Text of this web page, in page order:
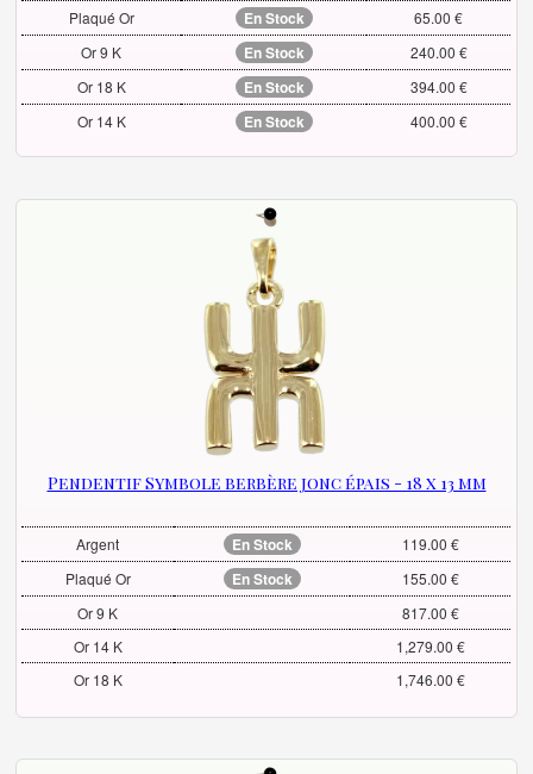
Plaqué Or
En Stock
65.00 €
Or 9 K
En Stock
240.00 €
Or 18 K
En Stock
394.00 €
Or 14 K
En Stock 400.00 €
Pendentif Symbole berbère jonc épais - 18 x 13 mm
Argent En Stock
119.00 €
Plaqué Or
En Stock
155.00 €
Or 9 K
817.00 €
Or 14 K
1,279.00 €
Or 18 K
1,746.00 €